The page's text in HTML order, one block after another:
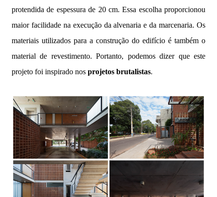
protendida de espessura de 20 cm. Essa escolha proporcionou
maior facilidade na execução da alvenaria e da marcenaria. Os
materiais utilizados para a construção do edifício é também o
material de revestimento. Portanto, podemos dizer que este
projeto foi inspirado nos projetos brutalistas.